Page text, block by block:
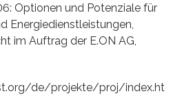
Optionen und Potenziale für
Energiedienstleistungen,
im Auftrag der E.ON AG,
de/projekte/proj/index.ht